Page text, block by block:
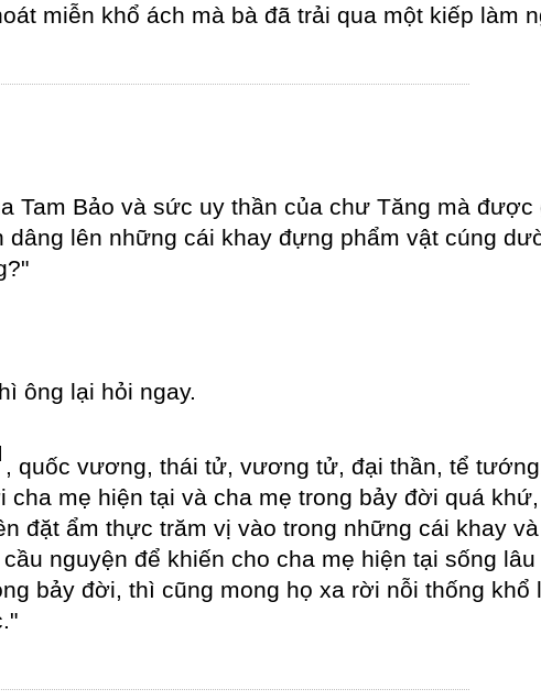
miễn khổ ách mà bà đã trải qua một kiếp làm
Tam Bảo và sức uy thần của chư Tăng mà
lên những cái khay đựng phẩm vật cúng
ông lại hỏi ngay.
, quốc vương, thái tử, vương tử, đại thần, tể
mẹ hiện tại và cha mẹ trong bảy đời quá
đặt ẩm thực trăm vị vào trong những cái khay
nguyện để khiến cho cha mẹ hiện tại sống
bảy đời, thì cũng mong họ xa rời nỗi thống